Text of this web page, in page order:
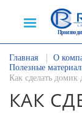
Главная О
Полезные
Как сделать домик
КАК